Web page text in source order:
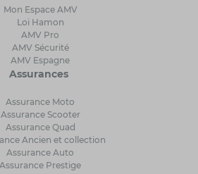
Mon Espace AMV
Loi Hamon
AMV Pro
AMV Sécurité
AMV Espagne
Assurances
Assurance Moto
Assurance Scooter
Assurance Quad
Ancien et collection
Assurance Auto
Assurance Prestige